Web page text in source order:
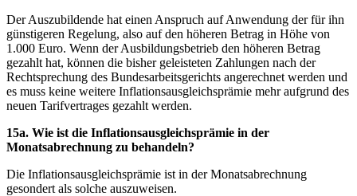
Der Auszubildende hat einen Anspruch auf Anwendung der für ihn
günstigeren Regelung, also auf den höheren Betrag in Höhe von
1.000 Euro. Wenn der Ausbildungsbetrieb den höheren Betrag
gezahlt hat, können die bisher geleisteten Zahlungen nach der
Rechtsprechung des Bundesarbeitsgerichts angerechnet werden und
es muss keine weitere Inflationsausgleichsprämie mehr aufgrund des
neuen Tarifvertrages gezahlt werden.
15a. Wie ist die Inflationsausgleichsprämie in der
Monatsabrechnung zu behandeln?
Die Inflationsausgleichsprämie ist in der Monatsabrechnung
gesondert als solche auszuweisen.